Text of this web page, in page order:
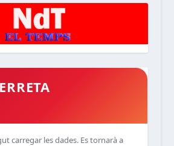
carregar les dades. Es tornarà a